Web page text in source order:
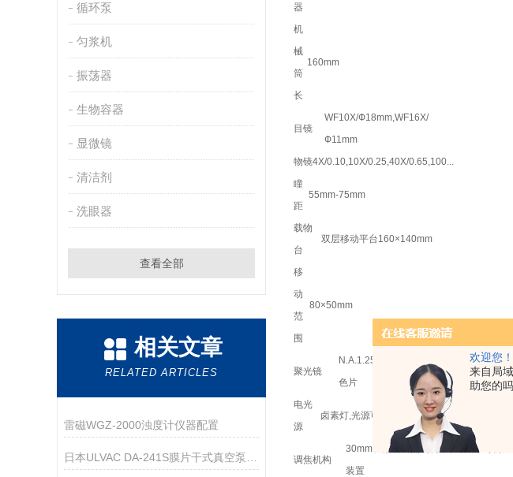
欢迎您！
来自局
助您的
循环泵
匀浆机
振荡器
生物容器
显微镜
清洁剂
洗眼器
查看全部
相关文章
RELATED ARTICLES
雷磁WGZ-2000浊度计仪器配置
器
机
械
筒
长
160mm
目镜
WF10X/Ф18mm,WF16X/
Ф11mm
物镜4X/0.10,10X/0.25,40X/0.65,100...
瞳
距
55mm-75mm
载物
台
双层移动平台160×140mm
移
动
范
围
80×50mm
聚光镜
N.A.1.25阿贝聚光镜可调中带可变光栏及滤
色片
电光
源
卤素灯,光源可调,柯勒照明
调焦机构
30mm粗微动调焦机构带粗动张力锁紧装
装置